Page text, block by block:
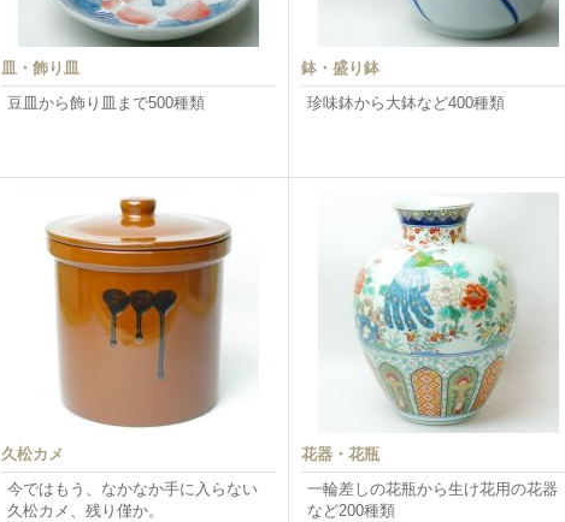
皿・飾り皿
豆皿から飾り皿まで500種類
鉢・盛り鉢
珍味鉢から大鉢など400種類
久松カメ
今ではもう、なかなか手に入らない
久松カメ、残り僅か。
花器・花瓶
一輪差しの花瓶から生け花用の花器
など200種類